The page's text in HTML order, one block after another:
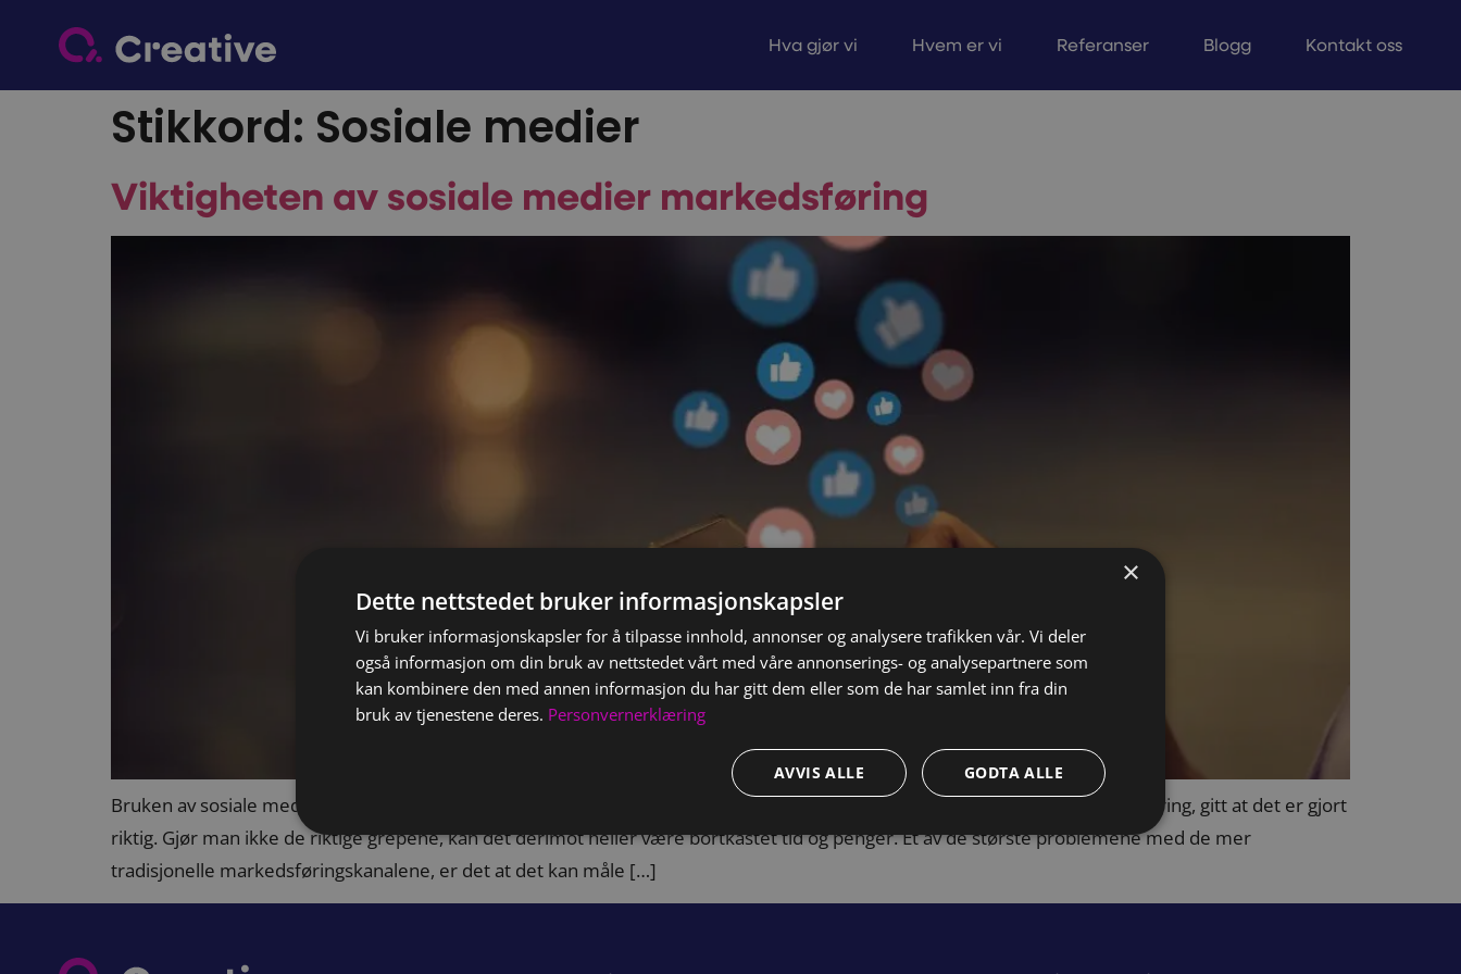
Hva gjør vi Hvem er vi Referanser Blogg Kontakt oss
Stikkord: Sosiale medier
Viktigheten av sosiale medier markedsføring
Bruken av sosiale medier som markedsføringskanal kan være så mye som 10 ganger så effektivt som tradisjonell markedsføring, gitt at det er gjort
riktig. Gjør man ikke de riktige grepene, kan det derimot heller være bortkastet tid og penger. Et av de største problemene med de mer
tradisjonelle markedsføringskanalene, er det at det kan måle […]
×
Dette nettstedet bruker informasjonskapsler
Vi bruker informasjonskapsler for å tilpasse innhold, annonser og analysere trafikken vår. Vi deler
også informasjon om din bruk av nettstedet vårt med våre annonserings- og analysepartnere som
kan kombinere den med annen informasjon du har gitt dem eller som de har samlet inn fra din
bruk av tjenestene deres. Personvernerklæring
GODTA ALLE
AVVIS ALLE